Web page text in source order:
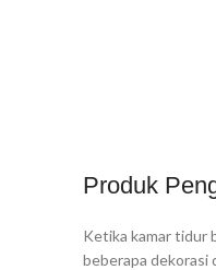
Produk
Ketika kamar tidur
beberapa dekorasi